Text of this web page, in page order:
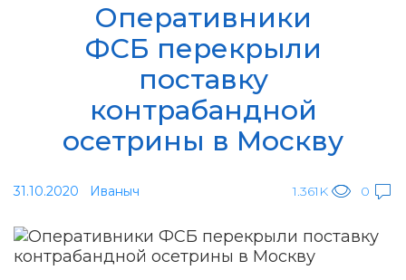
Оперативники
ФСБ перекрыли
поставку
контрабандной
осетрины в Москву
31.10.2020 Иваныч 1.361K 0